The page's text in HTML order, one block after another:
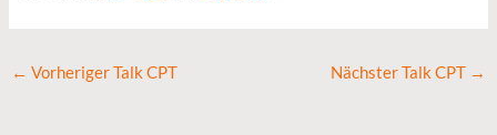
← Vorheriger Talk CPT Nächster Talk CPT →